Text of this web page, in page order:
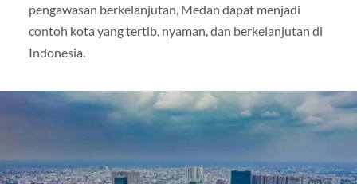
pengawasan berkelanjutan, Medan dapat menjadi
contoh kota yang tertib, nyaman, dan berkelanjutan di
Indonesia.